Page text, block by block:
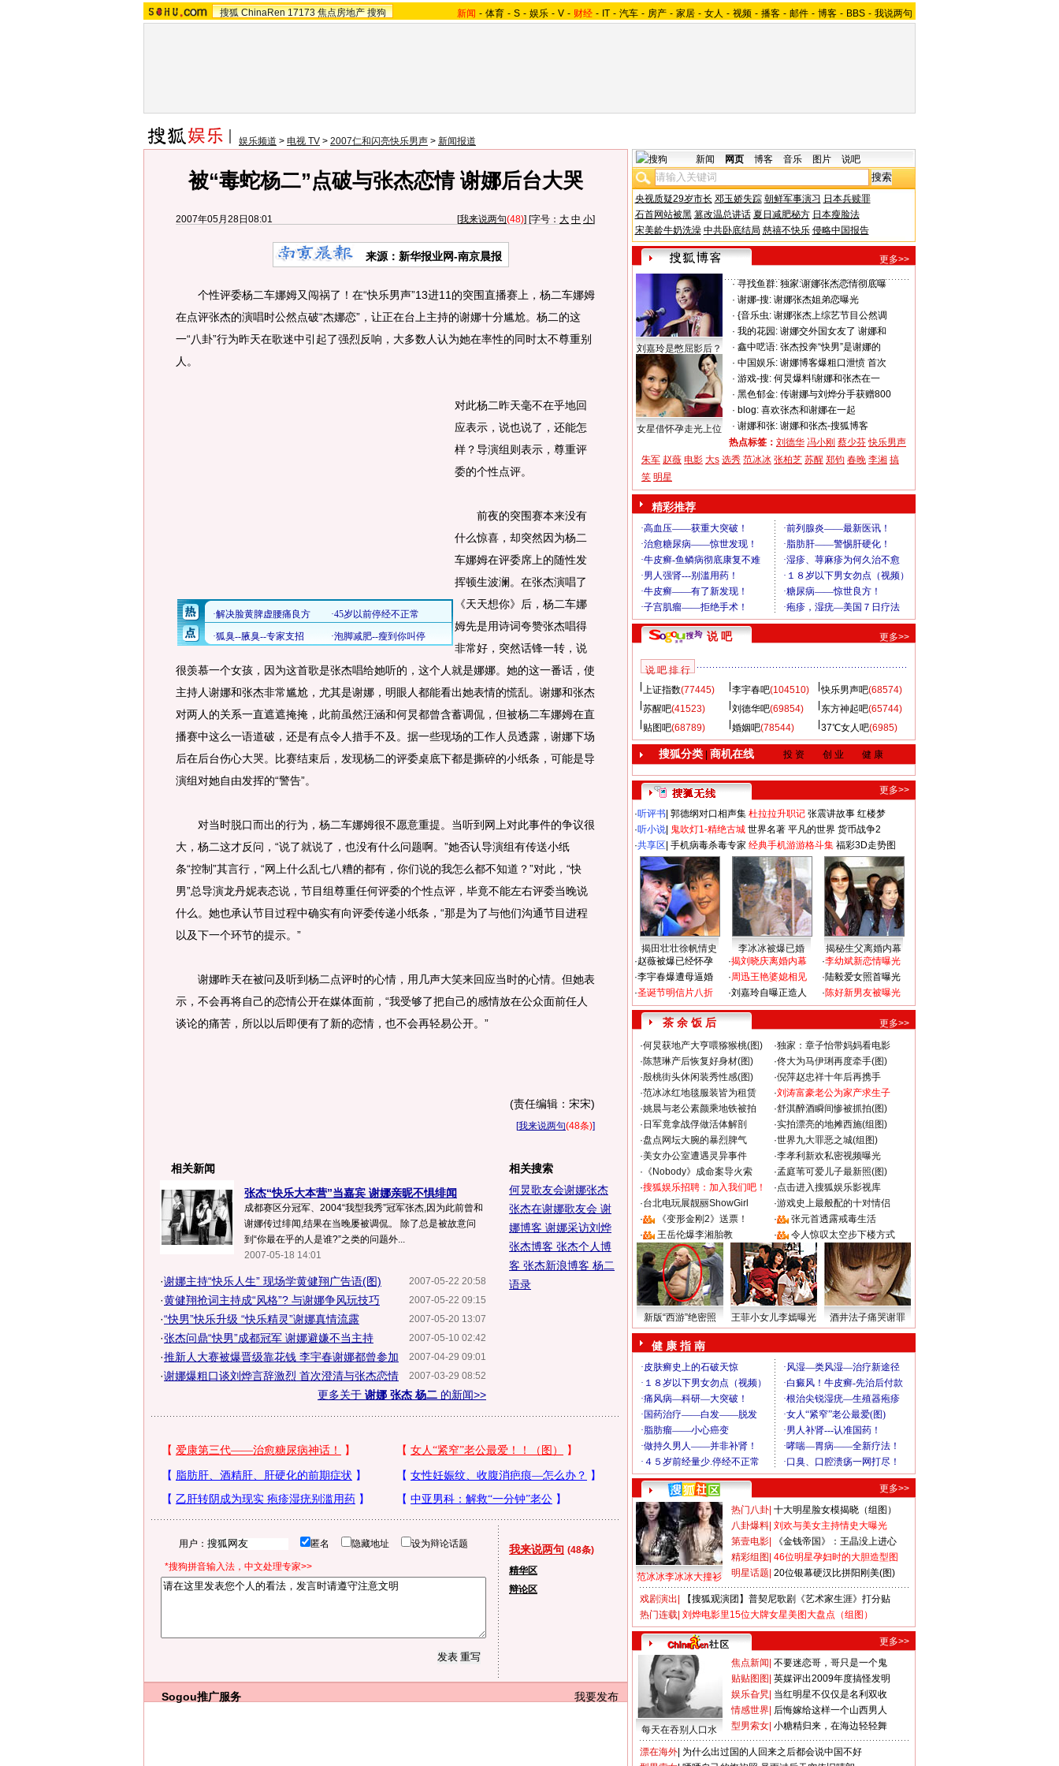
搜狐 ChinaRen 17173 焦点房地产 搜狗 新闻 - 体育 - S - 娱乐 - V - 财经 - IT - 汽车 - 房产 - 家居 - 女人 - 视频 - 播客 - 邮件 - 博客 - BBS - 我说两句
娱乐频道 > 电视 TV > 2007仁和闪亮快乐男声 > 新闻报道
被“毒蛇杨二”点破与张杰恋情 谢娜后台大哭
2007年05月28日08:01 [我来说两句(48)] [字号： 大 中 小]
来源：新华报业网-南京晨报
个性评委杨二车娜姆又闯祸了！在“快乐男声”13进11的突围直播赛上，杨二车娜姆
在点评张杰的演唱时公然点破“杰娜恋”，让正在台上主持的谢娜十分尴尬。杨二的这
一“八卦”行为昨天在歌迷中引起了强烈反响，大多数人认为她在率性的同时太不尊重别
人。
对此杨二昨天毫不在乎地回
应表示，说也说了，还能怎
样？导演组则表示，尊重评
委的个性点评。
前夜的突围赛本来没有
什么惊喜，却突然因为杨二
车娜姆在评委席上的随性发
挥顿生波澜。在张杰演唱了
《天天想你》后，杨二车娜
姆先是用诗词夸赞张杰唱得
非常好，突然话锋一转，说
很羡慕一个女孩，因为这首歌是张杰唱给她听的，这个人就是娜娜。她的这一番话，使
主持人谢娜和张杰非常尴尬，尤其是谢娜，明眼人都能看出她表情的慌乱。谢娜和张杰
对两人的关系一直遮遮掩掩，此前虽然汪涵和何炅都曾含蓄调侃，但被杨二车娜姆在直
播赛中这么一语道破，还是有点令人措手不及。据一些现场的工作人员透露，谢娜下场
后在后台伤心大哭。比赛结束后，发现杨二的评委桌底下都是撕碎的小纸条，可能是导
演组对她自由发挥的“警告”。
对当时脱口而出的行为，杨二车娜姆很不愿意重提。当听到网上对此事件的争议很
大，杨二这才反问，“说了就说了，也没有什么问题啊。”她否认导演组有传送小纸
条“控制”其言行，“网上什么乱七八糟的都有，你们说的我怎么都不知道？”对此，“快
男”总导演龙丹妮表态说，节目组尊重任何评委的个性点评，毕竟不能左右评委当晚说
什么。她也承认节目过程中确实有向评委传递小纸条，“那是为了与他们沟通节目进程
以及下一个环节的提示。”
谢娜昨天在被问及听到杨二点评时的心情，用几声大笑来回应当时的心情。但她表
示，不会再将自己的恋情公开在媒体面前，“我受够了把自己的感情放在公众面前任人
谈论的痛苦，所以以后即便有了新的恋情，也不会再轻易公开。”
(责任编辑：宋宋)
[我来说两句(48条)]
相关新闻
张杰“快乐大本营”当嘉宾 谢娜亲昵不惧绯闻
成都赛区分冠军、2004“我型我秀”冠军张杰,因为此前曾和
谢娜传过绯闻,结果在当晚屡被调侃。 除了总是被故意问
到“你最在乎的人是谁?”之类的问题外...
2007-05-18 14:01
2007-05-22 20:58
·谢娜主持“快乐人生” 现场学黄健翔广告语(图)
2007-05-22 09:15
·黄健翔抢词主持成“风格”? 与谢娜争风玩技巧
2007-05-20 13:07
·“快男”快乐升级 “快乐精灵”谢娜真情流露
2007-05-10 02:42
·张杰问鼎“快男”成都冠军 谢娜避嫌不当主持
2007-04-29 09:01
·推新人大赛被爆晋级靠花钱 李宇春谢娜都曾参加
2007-03-29 08:52
·谢娜爆粗口谈刘烨言辞激烈 首次澄清与张杰恋情
更多关于 谢娜 张杰 杨二 的新闻>>
相关搜索
何炅歌友会谢娜张杰
张杰在谢娜歌友会 谢
娜博客 谢娜采访刘烨
张杰博客 张杰个人博
客 张杰新浪博客 杨二
语录
用户： 匿名 隐藏地址 设为辩论话题
*搜狗拼音输入法，中文处理专家>>
我来说两句 (48条)
精华区
辩论区
我要发布
Sogou推广服务
新闻 网页 博客 音乐 图片 说吧
央视质疑29岁市长 邓玉娇失踪 朝鲜军事演习 日本兵赎罪
石首网站被黑 篡改温总讲话 夏日减肥秘方 日本瘦脸法
宋美龄牛奶洗澡 中共卧底结局 慈禧不快乐 侵略中国报告
更多>>
刘嘉玲是憋屈影后？
女星借怀孕走光上位
· 寻找鱼群: 独家:谢娜张杰恋情彻底曝
· 谢娜-搜: 谢娜张杰姐弟恋曝光
· {音乐虫: 谢娜张杰上综艺节目公然调
· 我的花园: 谢娜交外国女友了 谢娜和
· 鑫中呓语: 张杰投奔“快男”是谢娜的
· 中国娱乐: 谢娜博客爆粗口泄愤 首次
· 游戏-搜: 何炅爆料!谢娜和张杰在一
· 黑色郁金: 传谢娜与刘烨分手获赠800
· blog: 喜欢张杰和谢娜在一起
· 谢娜和张: 谢娜和张杰-搜狐博客
热点标签： 刘德华 冯小刚 蔡少芬 快乐男声
朱军 赵薇 电影 大s 选秀 范冰冰 张柏芝 苏醒 郑钧 春晚 李湘 搞
笑 明星
精彩推荐
说 吧 更多>>
说 吧 排 行
上证指数(77445) 李宇春吧(104510) 快乐男声吧(68574)
苏醒吧(41523) 刘德华吧(69854) 东方神起吧(65744)
贴图吧(68789) 婚姻吧(78544) 37℃女人吧(6985)
搜狐分类| 商机在线 投 资 创 业 健 康
更多>>
·听评书 郭德纲对口相声集 杜拉拉升职记 张震讲故事 红楼梦
·听小说 鬼吹灯1-精绝古城 世界名著 平凡的世界 货币战争2
·共享区 手机病毒杀毒专家 经典手机游游格斗集 福彩3D走势图
揭田壮壮徐帆情史 李冰冰被爆已婚
揭秘生父离婚内幕
·赵薇被爆已经怀孕
·李宇春爆遭母逼婚
·圣诞节明信片八折
·揭刘晓庆离婚内幕
·周迅王艳婆媳相见
·刘嘉玲自曝正造人
·李幼斌新恋情曝光
·陆毅爱女照首曝光
·陈好新男友被曝光
茶 余 饭 后
更多>>
·何炅获地产大亨喂猕猴桃(图) ·独家：章子怡带妈妈看电影
·陈慧琳产后恢复好身材(图) ·佟大为马伊琍再度牵手(图)
·殷桃街头休闲装秀性感(图) ·倪萍赵忠祥十年后再携手
·范冰冰红地毯服装皆为租赁 ·刘涛富豪老公为家产求生子
·姚晨与老公素颜乘地铁被拍 ·舒淇醉酒瞬间惨被抓拍(图)
· 日军竟拿战俘做活体解剖 ·实拍漂亮的地摊西施(组图)
·盘点网坛大腕的暴烈脾气 ·世界九大罪恶之城(组图)
·美女办公室遭遇灵异事件 ·李孝利新欢私密视频曝光
· 《Nobody》成命案导火索 ·孟庭苇可爱儿子最新照(图)
·搜狐娱乐招聘：加入我们吧！ ·点击进入搜狐娱乐影视库
·台北电玩展靓丽ShowGirl ·游戏史上最般配的十对情侣
·
《变形金刚2》送票！ ·
张元首透露戒毒生活
·
王岳伦爆李湘胎教 · 令人惊叹太空步下楼方式
新版“西游”绝密照 王菲小女儿李嫣曝光 酒井法子痛哭谢罪
健 康 指 南
更多>>
范冰冰李冰冰大撞衫
热门八卦 十大明星脸女模揭晓（组图）
八卦爆料 刘欢与美女主持情史大曝光
第壹电影
《金钱帝国》：王晶没上进心
精彩组图 46位明星孕妇时的大胆造型图
明星话题 20位银幕硬汉比拼阳刚美(图)
戏剧演出
【搜狐观演团】普契尼歌剧《艺术家生涯》打分贴
热门连载 刘烨电影里15位大牌女星美图大盘点（组图）
更多>>
每天在吞别人口水
焦点新闻 不要迷恋哥，哥只是一个鬼
贴贴图图 英媒评出2009年度搞怪发明
娱乐旮旯 当红明星不仅仅是名利双收
情感世界 后悔嫁给这样一个山西男人
型男索女 小糖精归来，在海边轻轻舞
漂在海外 为什么出过国的人回来之后都会说中国不好